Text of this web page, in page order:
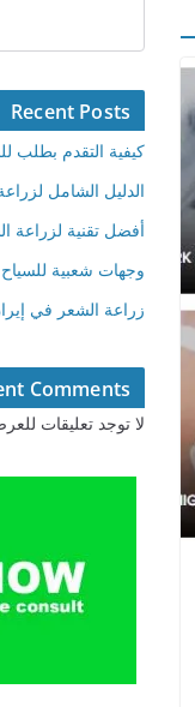
Recent Posts
كيفية التقدم بطلب
الدليل الشامل
أفضل تقنية لزراعة
وجهات شعبية للسياح
زراعة الشعر في
Comments
لا توجد تعليقات